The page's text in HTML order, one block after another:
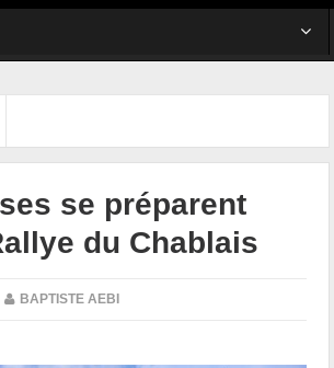
se préparent
du Chablais
BAPTISTE AEBI